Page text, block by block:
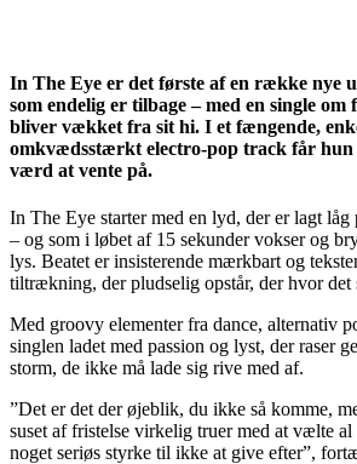
In The Eye er det første af en række nye
som endelig er tilbage – med en single
bliver vækket fra sit hi. I et fængende,
omkvædsstærkt electro-pop track får hun
værd at vente på.
In The Eye starter med en lyd, der er lagt
– og som i løbet af 15 sekunder vokser og
lys. Beatet er insisterende mærkbart og
tiltrækning, der pludselig opstår, der hvor det
Med groovy elementer fra dance, alternativ
singlen ladet med passion og lyst, der raser
storm, de ikke må lade sig rive med af.
”Det er det der øjeblik, du ikke så komme,
suset af fristelse virkelig truer med at vælte
noget seriøs styrke til ikke at give efter”,